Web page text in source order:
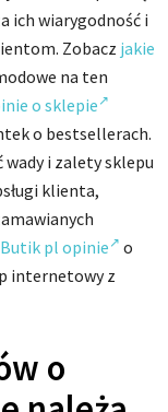
ich wiarygodność i
Zobacz jakie
na ten
o sklepie
o bestsellerach.
i zalety sklepu
klienta,
pl opinie
o
internetowy z
o